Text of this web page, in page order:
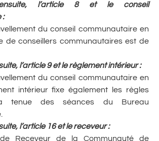
ensuite, l’article 8 et le conseil
:
du conseil communautaire en
de conseillers communautaires est de
l’article 9 et le règlement intérieur:
du conseil communautaire en
intérieur fixe également les règles
tenue des séances du Bureau
l’article 16 et le receveur:
Receveur de la Communauté de